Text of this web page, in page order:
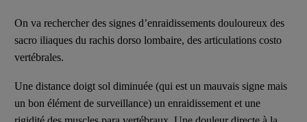
On va rechercher des signes d’enraidissements douloureux des
sacro iliaques du rachis dorso lombaire, des articulations costo
vertébrales.
Une distance doigt sol diminuée (qui est un mauvais signe mais
un bon élément de surveillance) un enraidissement et une